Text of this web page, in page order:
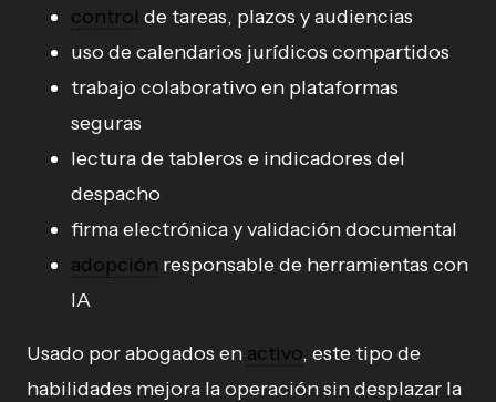
control de tareas, plazos y audiencias
uso de calendarios jurídicos compartidos
trabajo colaborativo en plataformas
seguras
lectura de tableros e indicadores del
despacho
firma electrónica y validación documental
adopción responsable de herramientas con
IA
Usado por abogados en activo, este tipo de
habilidades mejora la operación sin desplazar la